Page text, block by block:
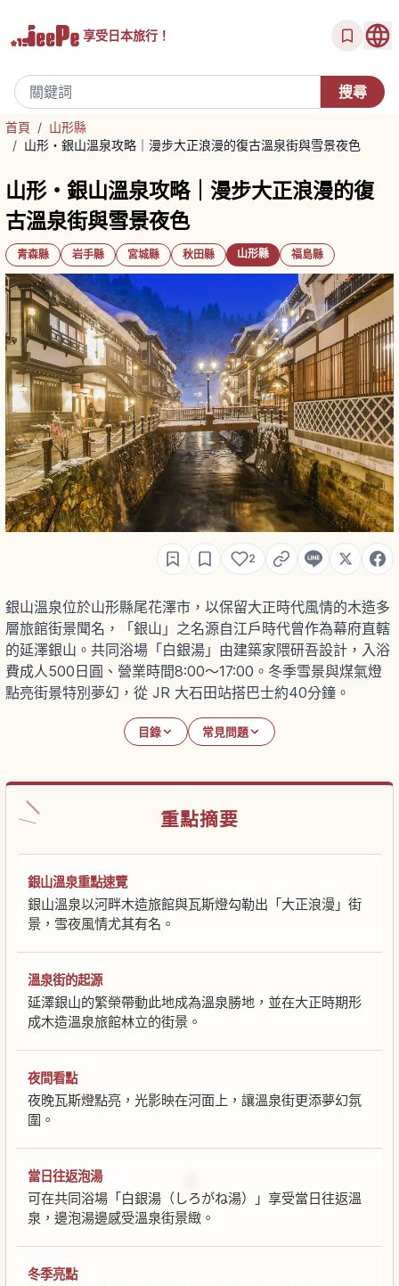
享受日本旅行！
首頁 / 山形縣
/ 山形・銀山溫泉攻略｜漫步大正浪漫的復古溫泉街與雪景夜色
山形・銀山溫泉攻略｜漫步大正浪漫的復
古溫泉街與雪景夜色
青森縣 岩手縣 宮城縣 秋田縣 山形縣 福島縣
2
銀山溫泉位於山形縣尾花澤市，以保留大正時代風情的木造多
層旅館街景聞名，「銀山」之名源自江戶時代曾作為幕府直轄
的延澤銀山。共同浴場「白銀湯」由建築家隈研吾設計，入浴
費成人500日圓、營業時間8:00〜17:00。冬季雪景與煤氣燈
點亮街景特別夢幻，從 JR 大石田站搭巴士約40分鐘。
目錄 常見問題
重點摘要
銀山溫泉重點速覽
銀山溫泉以河畔木造旅館與瓦斯燈勾勒出「大正浪漫」街
景，雪夜風情尤其有名。
溫泉街的起源
延澤銀山的繁榮帶動此地成為溫泉勝地，並在大正時期形
成木造溫泉旅館林立的街景。
夜間看點
夜晚瓦斯燈點亮，光影映在河面上，讓溫泉街更添夢幻氛
圍。
當日往返泡湯
可在共同浴場「白銀湯（しろがね湯）」享受當日往返溫
泉，邊泡湯邊感受溫泉街景緻。
冬季亮點